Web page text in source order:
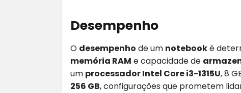
Desempenho
O desempenho de um notebooké
memória RAM e capacidade de
um processador Intel Core i3-1315U, 8
256 GB, configurações que prometem